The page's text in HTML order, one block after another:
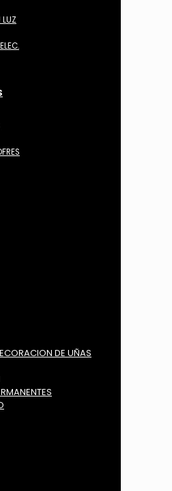
LUZ
DE UÑAS